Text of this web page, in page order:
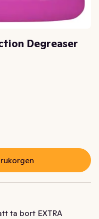
Degreaser
ta bort EXTRA